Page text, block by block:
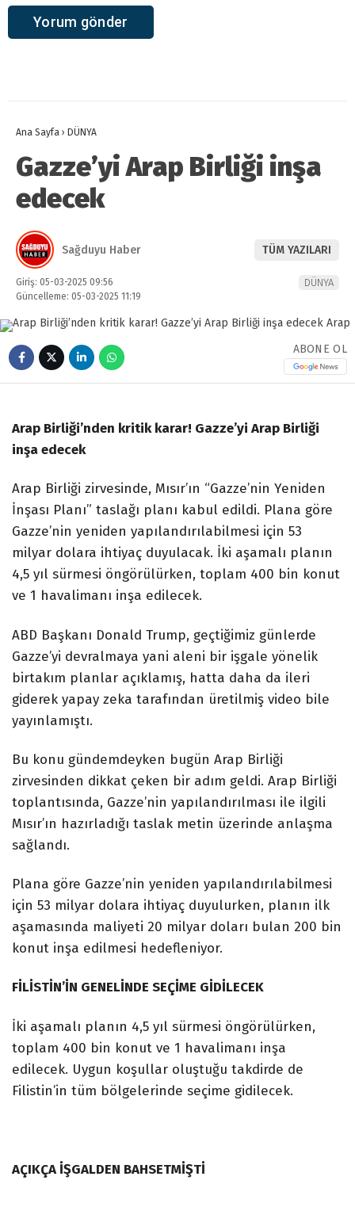
Ana Sayfa › DÜNYA
Gazze’yi Arap Birliği inşa
edecek
Sağduyu Haber TÜM YAZILARI
Giriş: 05-03-2025 09:56
Güncelleme: 05-03-2025 11:19
DÜNYA
ABONE OL
Arap Birliği’nden kritik karar! Gazze’yi Arap Birliği
inşa edecek
Arap Birliği zirvesinde, Mısır’ın “Gazze’nin Yeniden
İnşası Planı” taslağı planı kabul edildi. Plana göre
Gazze’nin yeniden yapılandırılabilmesi için 53
milyar dolara ihtiyaç duyulacak. İki aşamalı planın
4,5 yıl sürmesi öngörülürken, toplam 400 bin konut
ve 1 havalimanı inşa edilecek.
ABD Başkanı Donald Trump, geçtiğimiz günlerde
Gazze’yi devralmaya yani aleni bir işgale yönelik
birtakım planlar açıklamış, hatta daha da ileri
giderek yapay zeka tarafından üretilmiş video bile
yayınlamıştı.
Bu konu gündemdeyken bugün Arap Birliği
zirvesinden dikkat çeken bir adım geldi. Arap Birliği
toplantısında, Gazze’nin yapılandırılması ile ilgili
Mısır’ın hazırladığı taslak metin üzerinde anlaşma
sağlandı.
Plana göre Gazze’nin yeniden yapılandırılabilmesi
için 53 milyar dolara ihtiyaç duyulurken, planın ilk
aşamasında maliyeti 20 milyar doları bulan 200 bin
konut inşa edilmesi hedefleniyor.
FİLİSTİN’İN GENELİNDE SEÇİME GİDİLECEK
İki aşamalı planın 4,5 yıl sürmesi öngörülürken,
toplam 400 bin konut ve 1 havalimanı inşa
edilecek. Uygun koşullar oluştuğu takdirde de
Filistin’in tüm bölgelerinde seçime gidilecek.
AÇIKÇA İŞGALDEN BAHSETMİŞTİ